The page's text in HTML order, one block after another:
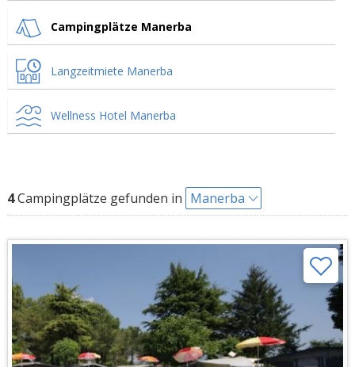
Campingplätze Manerba
Langzeitmiete Manerba
Wellness Hotel Manerba
4Campingplätze gefunden in Manerba